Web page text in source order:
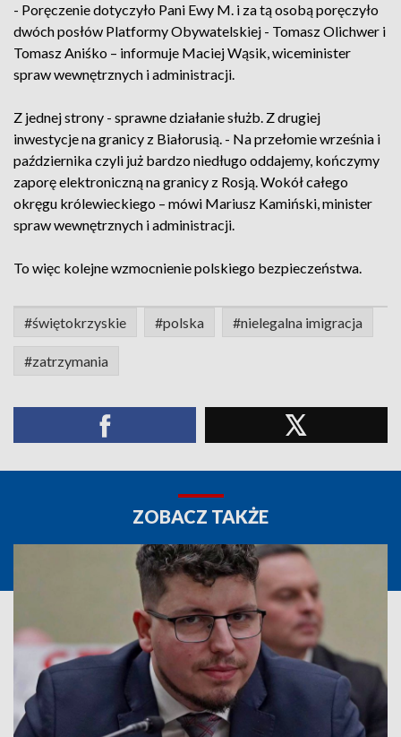
- Poręczenie dotyczyło Pani Ewy M. i za tą osobą poręczyło
dwóch posłów Platformy Obywatelskiej - Tomasz Olichwer i
Tomasz Aniśko – informuje Maciej Wąsik, wiceminister
spraw wewnętrznych i administracji.
Z jednej strony - sprawne działanie służb. Z drugiej
inwestycje na granicy z Białorusią. - Na przełomie września i
października czyli już bardzo niedługo oddajemy, kończymy
zaporę elektroniczną na granicy z Rosją. Wokół całego
okręgu królewieckiego – mówi Mariusz Kamiński, minister
spraw wewnętrznych i administracji.
To więc kolejne wzmocnienie polskiego bezpieczeństwa.
#świętokrzyskie #polska #nielegalna imigracja
#zatrzymania
ZOBACZ TAKŻE